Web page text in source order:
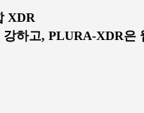
XDR
하고, PLURA-XDR은